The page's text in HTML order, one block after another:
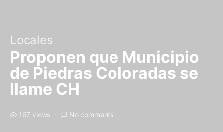
Locales
Proponen que Municipio
de Piedras Coloradas se
llame CH
167 views No comments